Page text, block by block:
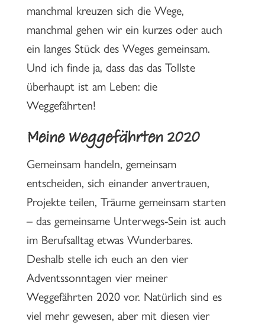
manchmal kreuzen sich die Wege,
manchmal gehen wir ein kurzes oder auch
ein langes Stück des Weges gemeinsam.
Und ich finde ja, dass das das Tollste
überhaupt ist am Leben: die
Weggefährten!
Meine Weggefährten 2020
Gemeinsam handeln, gemeinsam
entscheiden, sich einander anvertrauen,
Projekte teilen, Träume gemeinsam starten
– das gemeinsame Unterwegs-Sein ist auch
im Berufsalltag etwas Wunderbares.
Deshalb stelle ich euch an den vier
Adventssonntagen vier meiner
Weggefährten 2020 vor. Natürlich sind es
viel mehr gewesen, aber mit diesen vier